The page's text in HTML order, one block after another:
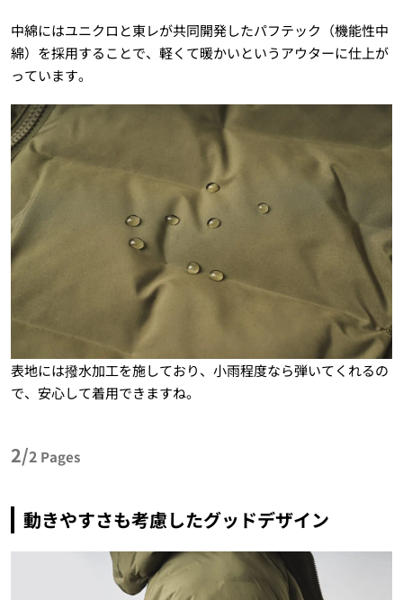
中綿にはユニクロと東レが共同開発したパフテック（機能性中
綿）を採用することで、軽くて暖かいというアウターに仕上が
っています。
表地には撥水加工を施しており、小雨程度なら弾いてくれるの
で、安心して着用できますね。
2/2 Pages
動きやすさも考慮したグッドデザイン